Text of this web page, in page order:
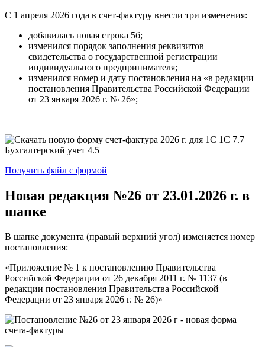
С 1 апреля 2026 года в счет-фактуру внесли три изменения:
добавилась новая строка 5б;
изменился порядок заполнения реквизитов
свидетельства о государственной регистрации
индивидуального предпринимателя;
изменился номер и дату постановления на «в редакции
постановления Правительства Российской Федерации
от 23 января 2026 г. № 26»;
Получить файл с формой
Новая редакция №26 от 23.01.2026 г. в
шапке
В шапке документа (правый верхний угол) изменяется номер
постановления:
«Приложение № 1 к постановлению Правительства
Российской Федерации от 26 декабря 2011 г. № 1137 (в
редакции постановления Правительства Российской
Федерации от 23 января 2026 г. № 26)»